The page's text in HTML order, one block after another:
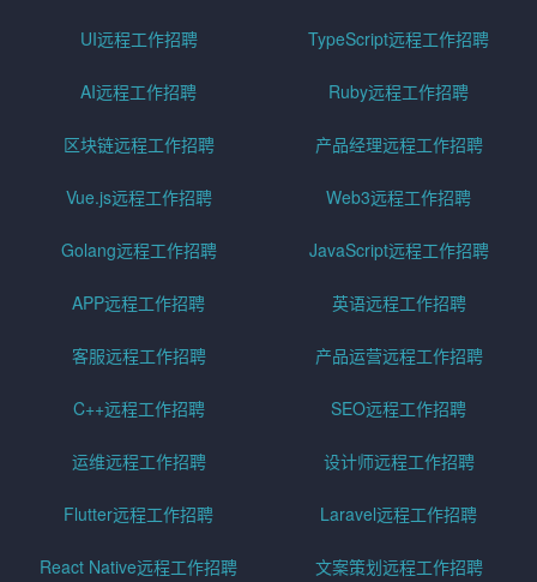
UI远程工作招聘 TypeScript远程工作招聘
AI远程工作招聘 Ruby远程工作招聘
区块链远程工作招聘 产品经理远程工作招聘
Vue.js远程工作招聘 Web3远程工作招聘
Golang远程工作招聘 JavaScript远程工作招聘
APP远程工作招聘 英语远程工作招聘
客服远程工作招聘 产品运营远程工作招聘
C++远程工作招聘 SEO远程工作招聘
运维远程工作招聘 设计师远程工作招聘
Flutter远程工作招聘 Laravel远程工作招聘
React Native远程工作招聘 文案策划远程工作招聘